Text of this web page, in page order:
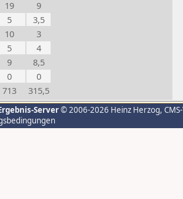
19
9
5
3,5
10
3
5
4
9
8,5
0
0
713 315,5
Server© 2006-2026 Heinz Herzog,